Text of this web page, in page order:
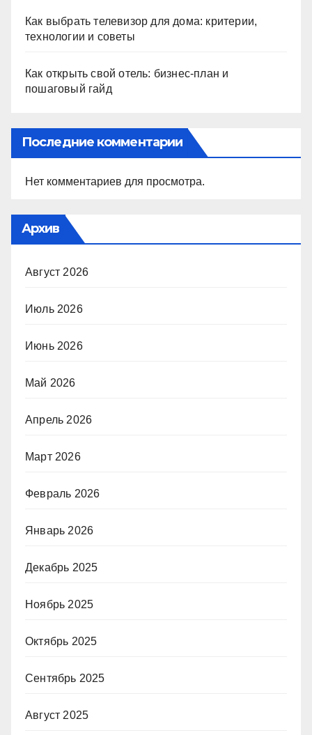
Как выбрать телевизор для дома: критерии,
технологии и советы
Как открыть свой отель: бизнес-план и
пошаговый гайд
Последние комментарии
Нет комментариев для просмотра.
Архив
Август 2026
Июль 2026
Июнь 2026
Май 2026
Апрель 2026
Март 2026
Февраль 2026
Январь 2026
Декабрь 2025
Ноябрь 2025
Октябрь 2025
Сентябрь 2025
Август 2025